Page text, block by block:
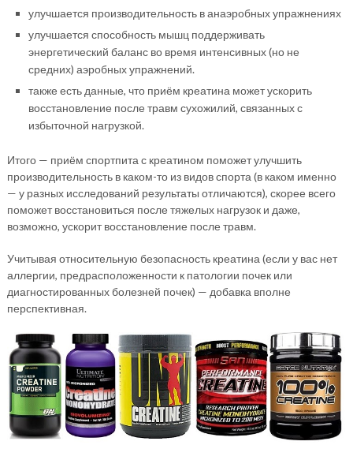
улучшается производительность в анаэробных упражнениях
улучшается способность мышц поддерживать
энергетический баланс во время интенсивных (но не
средних) аэробных упражнений.
также есть данные, что приём креатина может ускорить
восстановление после травм сухожилий, связанных с
избыточной нагрузкой.
Итого — приём спортпита с креатином поможет улучшить
производительность в каком-то из видов спорта (в каком именно
— у разных исследований результаты отличаются), скорее всего
поможет восстановиться после тяжелых нагрузок и даже,
возможно, ускорит восстановление после травм.
Учитывая относительную безопасность креатина (если у вас нет
аллергии, предрасположенности к патологии почек или
диагностированных болезней почек) — добавка вполне
перспективная.